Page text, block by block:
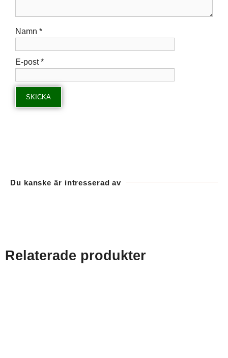
Namn *
E-post*
Du kanske är intresserad av
Relaterade produkter